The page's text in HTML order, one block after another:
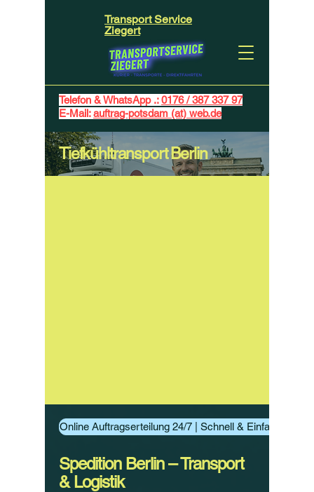
Telefon & WhatsApp .:0176 / 387 337 97
E-Mail:auftrag-potsdam (at) web.de
Transport Service
Ziegert
Tiefkühltransport Berlin
Online Auftragserteilung 24/7 | Schnell & Einfach
Spedition Berlin – Transport
& Logistik